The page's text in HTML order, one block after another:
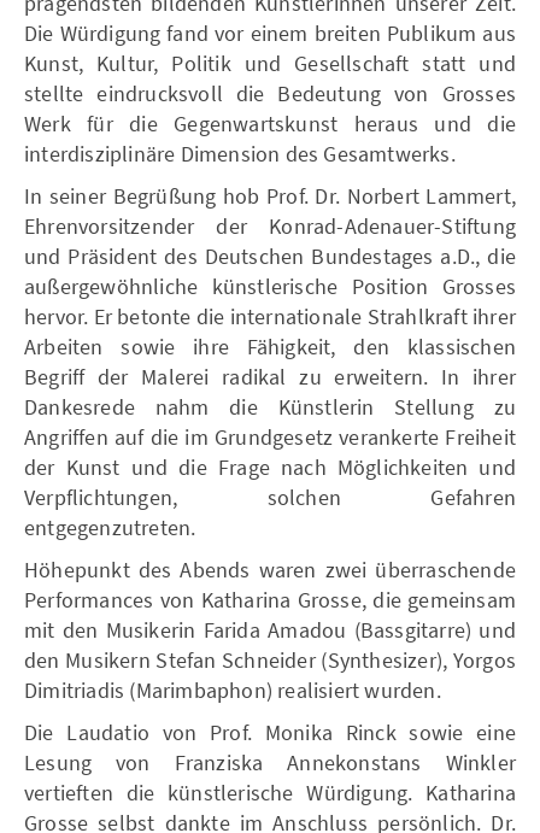
Die Würdigung fand vor einem breiten Publikum aus
Kunst, Kultur, Politik und Gesellschaft statt und
stellte eindrucksvoll die Bedeutung von Grosses
Werk für die Gegenwartskunst heraus und die
interdisziplinäre Dimension des Gesamtwerks.
In seiner Begrüßung hob Prof. Dr. Norbert Lammert,
Ehrenvorsitzender der Konrad-Adenauer-Stiftung
und Präsident des Deutschen Bundestages a.D., die
außergewöhnliche künstlerische Position Grosses
hervor. Er betonte die internationale Strahlkraft ihrer
Arbeiten sowie ihre Fähigkeit, den klassischen
Begriff der Malerei radikal zu erweitern. In ihrer
Dankesrede nahm die Künstlerin Stellung zu
Angriffen auf die im Grundgesetz verankerte Freiheit
der Kunst und die Frage nach Möglichkeiten und
Verpflichtungen, solchen Gefahren
entgegenzutreten.
Höhepunkt des Abends waren zwei überraschende
Performances von Katharina Grosse, die gemeinsam
mit den Musikerin Farida Amadou (Bassgitarre) und
den Musikern Stefan Schneider (Synthesizer), Yorgos
Dimitriadis (Marimbaphon) realisiert wurden.
Die Laudatio von Prof. Monika Rinck sowie eine
Lesung von Franziska Annekonstans Winkler
vertieften die künstlerische Würdigung. Katharina
Grosse selbst dankte im Anschluss persönlich. Dr.